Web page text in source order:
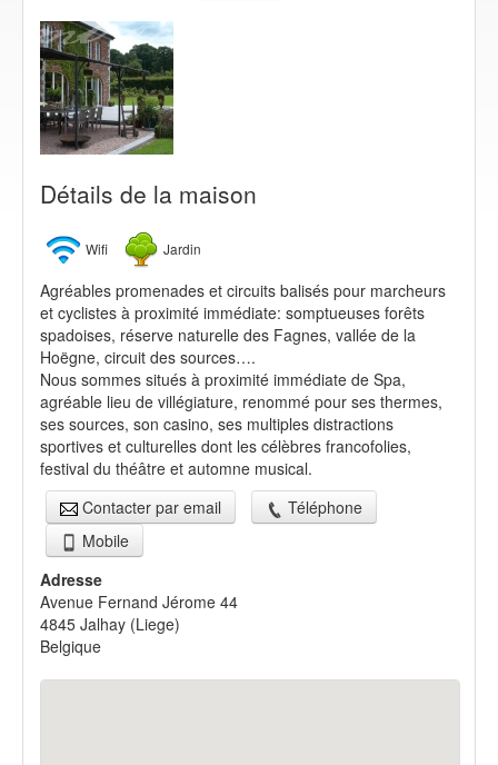
Détails de la maison
Wifi Jardin
Agréables promenades et circuits balisés pour marcheurs
et cyclistes à proximité immédiate: somptueuses forêts
spadoises, réserve naturelle des Fagnes, vallée de la
Hoëgne, circuit des sources….
Nous sommes situés à proximité immédiate de Spa,
agréable lieu de villégiature, renommé pour ses thermes,
ses sources, son casino, ses multiples distractions
sportives et culturelles dont les célèbres francofolies,
festival du théâtre et automne musical.
Contacter par email
Téléphone
Mobile
Adresse
Avenue Fernand Jérome 44
4845 Jalhay (Liege)
Belgique